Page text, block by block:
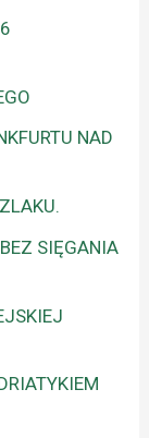
NAD
SIĘGANIA